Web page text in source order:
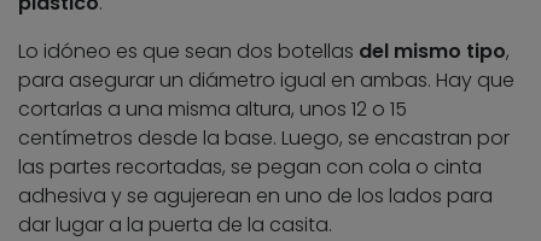
Lo idóneo es que sean dos botellas del mismo tipo,
para asegurar un diámetro igual en ambas. Hay que
cortarlas a una misma altura, unos 12 o 15
centímetros desde la base. Luego, se encastran por
las partes recortadas, se pegan con cola o cinta
adhesiva y se agujerean en uno de los lados para
dar lugar a la puerta de la casita.